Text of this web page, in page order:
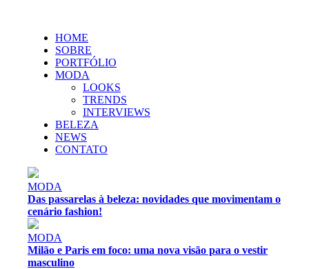
HOME
SOBRE
PORTFÓLIO
MODA
LOOKS
TRENDS
INTERVIEWS
BELEZA
NEWS
CONTATO
MODA
Das passarelas à beleza: novidades que movimentam o
cenário fashion!
MODA
Milão e Paris em foco: uma nova visão para o vestir
masculino